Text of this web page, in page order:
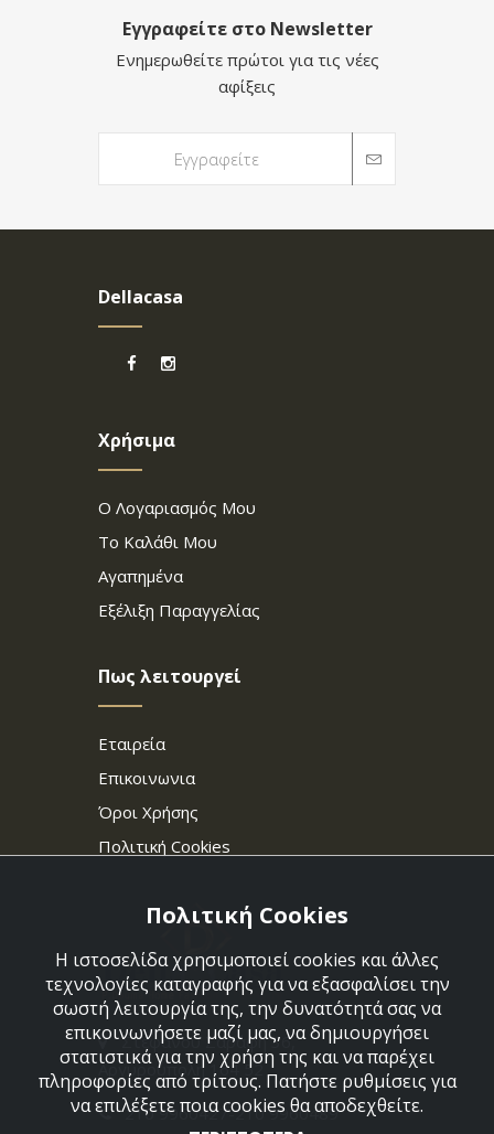
Εγγραφείτε στο Newsletter
Ενημερωθείτε πρώτοι για τις νέες
αφίξεις
Dellacasa
Χρήσιμα
Ο Λογαριασμός Μου
Το Καλάθι Μου
Αγαπημένα
Εξέλιξη Παραγγελίας
Πως λειτουργεί
Εταιρεία
Επικοινωνια
Όροι Χρήσης
Πολιτική Cookies
Στεφάνου Σαράφη 36,
Αργυρούπολη 164 52
210 9960427-210 9960489
Πολιτική Cookies
Η ιστοσελίδα χρησιμοποιεί cookies και άλλες
τεχνολογίες καταγραφής για να εξασφαλίσει την
σωστή λειτουργία της, την δυνατότητά σας να
επικοινωνήσετε μαζί μας, να δημιουργήσει
στατιστικά για την χρήση της και να παρέχει
πληροφορίες από τρίτους. Πατήστε ρυθμίσεις για
να επιλέξετε ποια cookies θα αποδεχθείτε.